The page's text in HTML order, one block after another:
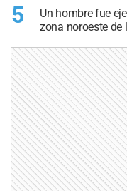
5
Un hombre fue
zona noroeste de